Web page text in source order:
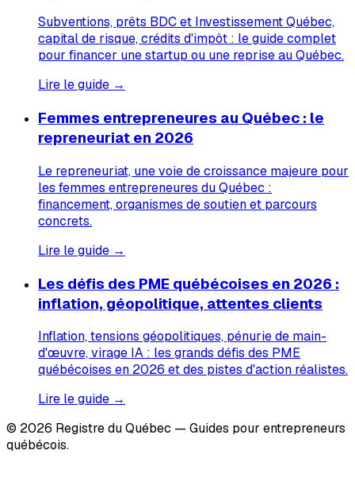
Subventions, prêts BDC et Investissement Québec,
capital de risque, crédits d'impôt : le guide complet
pour financer une startup ou une reprise au Québec.
Lire le guide →
Femmes entrepreneures au Québec : le
repreneuriat en 2026
Le repreneuriat, une voie de croissance majeure pour
les femmes entrepreneures du Québec :
financement, organismes de soutien et parcours
concrets.
Lire le guide →
Les défis des PME québécoises en 2026 :
inflation, géopolitique, attentes clients
Inflation, tensions géopolitiques, pénurie de main-
d'œuvre, virage IA : les grands défis des PME
québécoises en 2026 et des pistes d'action réalistes.
Lire le guide →
© 2026 Registre du Québec — Guides pour entrepreneurs
québécois.